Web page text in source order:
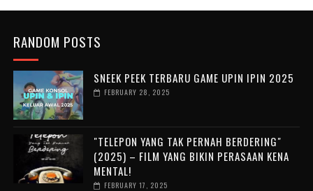
RANDOM POSTS
SNEEK PEEK TERBARU GAME UPIN IPIN 2025
FEBRUARY 28, 2025
"TELEPON YANG TAK PERNAH BERDERING"
(2025) – FILM YANG BIKIN PERASAAN KENA
MENTAL!
FEBRUARY 17, 2025